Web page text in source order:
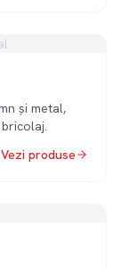
și metal,
Vezi produse